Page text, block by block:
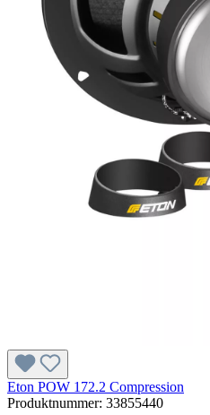
Eton POW 172.2 Compression
Produktnummer: 33855440